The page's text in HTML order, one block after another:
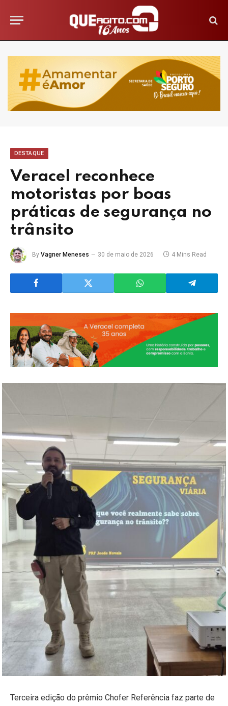
DESTAQUE
Veracel reconhece
motoristas por boas
práticas de segurança no
trânsito
By Vagner Meneses 30 de maio de 2026 4 Mins Read
Terceira edição do prêmio Chofer Referência faz parte de